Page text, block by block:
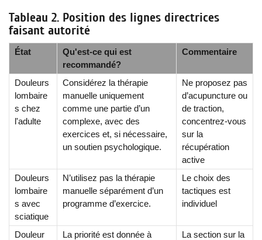
Tableau 2. Position des lignes directrices
faisant autorité
État
Qu'est-ce qui est
recommandé?
Commentaire
Douleurs
lombaire
s chez
l'adulte
Considérez la thérapie
manuelle uniquement
comme une partie d’un
complexe, avec des
exercices et, si nécessaire,
un soutien psychologique.
Ne proposez pas
d’acupuncture ou
de traction,
concentrez-vous
sur la
récupération
active
Douleurs
lombaire
s avec
sciatique
N’utilisez pas la thérapie
manuelle séparément d’un
programme d’exercice.
Le choix des
tactiques est
individuel
Douleur
La priorité est donnée à
La section sur la